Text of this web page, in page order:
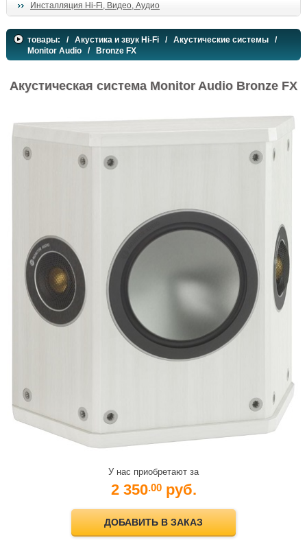
Инсталляция Hi-Fi, Видео, Аудио
товары: / Акустика и звук Hi-Fi / Акустические системы /
Monitor Audio / Bronze FX
Акустическая система Monitor Audio Bronze FX
У нас приобретают за
2 350.00 руб.
ДОБАВИТЬ В ЗАКАЗ